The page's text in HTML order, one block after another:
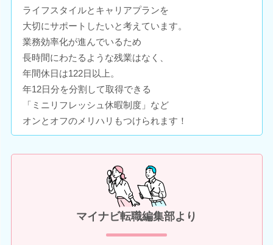
ライフスタイルとキャリアプランを
大切にサポートしたいと考えています。
業務効率化が進んでいるため
長時間にわたるような残業はなく、
年間休日は122日以上。
年12日分を分割して取得できる
「ミニリフレッシュ休暇制度」など
オンとオフのメリハリもつけられます！
マイナビ転職編集部より